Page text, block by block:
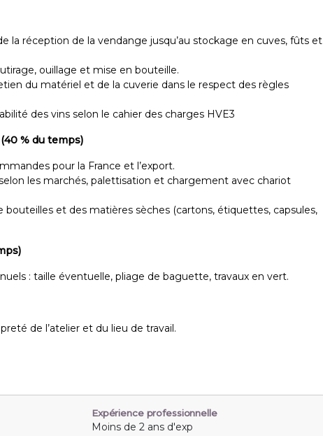
la réception de la vendange jusqu’au stockage en cuves, fûts et
ouillage et mise en bouteille.
du matériel et de la cuverie dans le respect des règles
des vins selon le cahier des charges HVE3
% du temps)
pour la France et l’export.
les marchés, palettisation et chargement avec chariot
bouteilles et des matières sèches (cartons, étiquettes, capsules,
: taille éventuelle, pliage de baguette, travaux en vert.
de l’atelier et du lieu de travail.
Expérience professionnelle
Moins de 2 ans d'exp